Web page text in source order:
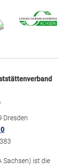
Dresden
Sachsen) ist die